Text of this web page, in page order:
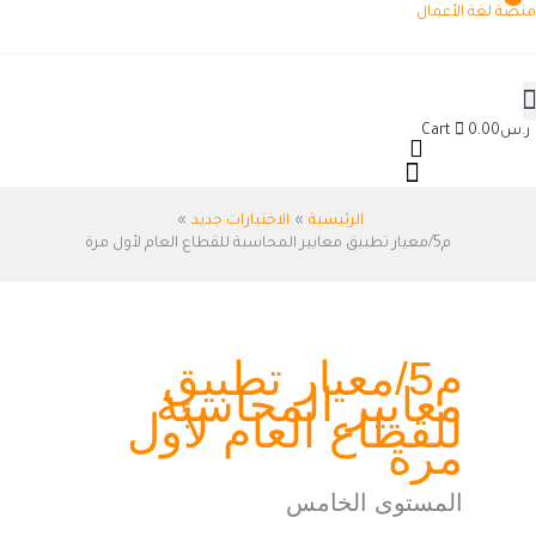
تخطي
منصة لغة الأعمال
ر.س0.00
Cart
الرئيسية
الاختبارات جديد
م5/معيار تطبيق معايير المحاسبة للقطاع العام لأول مرة
م5/معيار تطبيق
معايير المحاسبة
للقطاع العام لأول
مرة
المستوى الخامس